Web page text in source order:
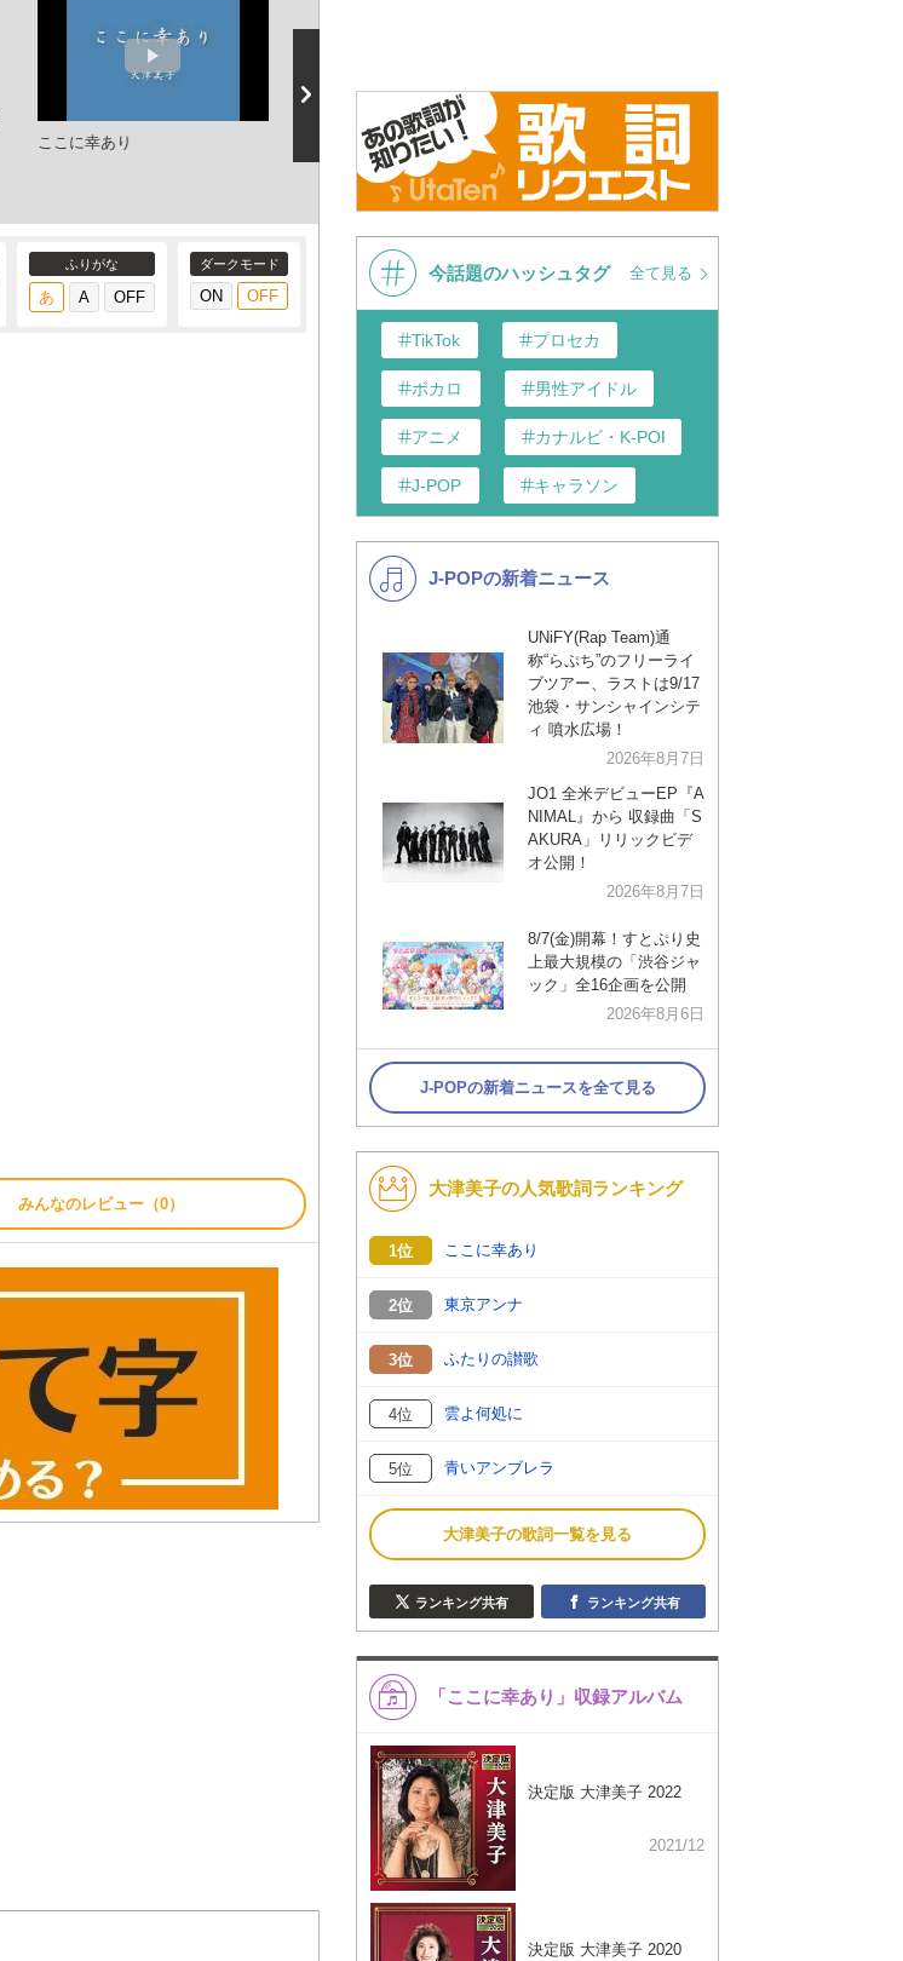
ここに幸あり
ここに幸あり 昭和31年（唄：
大津美子） 日本歌謡チャン
ここに幸あり
ふりがな ダークモード
みんなのレビュー（0）
今話題のハッシュタグ 全て見る
TikTok プロセカ
ボカロ 男性アイドル
アニメ カナルビ・K-POP和訳
J-POP キャラソン
K-POP 演歌・歌謡
洋楽
VTuber ディズニー
J-POPの新着ニュース
UNiFY(Rap Team)通
称“らぷち”のフリーライ
ブツアー、ラストは9/17
池袋・サンシャインシテ
ィ 噴水広場！
2026年8月7日
JO1 全米デビューEP『A
NIMAL』から 収録曲「S
AKURA」リリックビデ
オ公開！
2026年8月7日
8/7(金)開幕！すとぷり史
上最大規模の「渋谷ジャ
ック」全16企画を公開
2026年8月6日
J-POPの新着ニュースを全て見る
大津美子の人気歌詞ランキング
1位 ここに幸あり
2位 東京アンナ
3位 ふたりの讃歌
4位 雲よ何処に
5位 青いアンブレラ
大津美子の歌詞一覧を見る
ランキング共有 ランキング共有
「ここに幸あり」収録アルバム
決定版 大津美子 2022
2021/12
決定版 大津美子 2020